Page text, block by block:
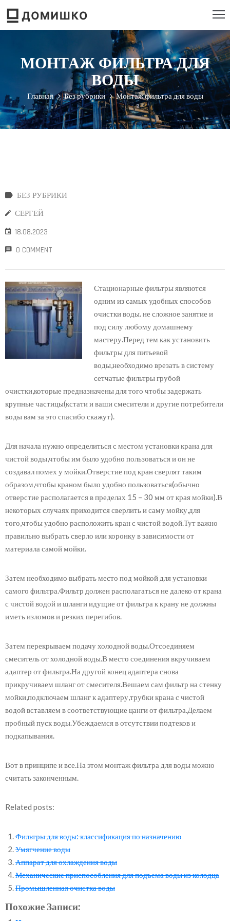
МОНТАЖ ФИЛЬТРА ДЛЯ
ВОДЫ
Главная Без рубрики Монтаж фильтра для воды
БЕЗ РУБРИКИ
СЕРГЕЙ
18.08.2023
0 COMMENT
Стационарные фильтры являются
одним из самых удобных способов
очистки воды. не сложное занятие и
под силу любому домашнему
мастеру.Перед тем как установить
фильтры для питьевой
воды,необходимо врезать в систему
сетчатые фильтры грубой
очистки,которые предназначены для того чтобы задержать
крупные частицы(кстати и ваши смесители и другие потребители
воды вам за это спасибо скажут).
Для начала нужно определиться с местом установки крана для
чистой воды,чтобы им было удобно пользоваться и он не
создавал помех у мойки.Отверстие под кран сверлят таким
образом,чтобы краном было удобно пользоваться(обычно
отверстие располагается в пределах 15 – 30 мм от края мойки).В
некоторых случаях приходится сверлить и саму мойку,для
того,чтобы удобно расположить кран с чистой водой.Тут важно
правильно выбрать сверло или коронку в зависимости от
материала самой мойки.
Затем необходимо выбрать место под мойкой для установки
самого фильтра.Фильтр должен располагаться не далеко от крана
с чистой водой и шланги идущие от фильтра к крану не должны
иметь изломов и резких перегибов.
Затем перекрываем подачу холодной воды.Отсоединяем
смеситель от холодной воды.В место соединения вкручиваем
адаптер от фильтра.На другой конец адаптера снова
прикручиваем шланг от смесителя.Вешаем сам фильтр на стенку
мойки,подключаем шланг к адаптеру,трубки крана с чистой
водой вставляем в соответствующие цанги от фильтра.Делаем
пробный пуск воды.Убеждаемся в отсутствии подтеков и
подкапывания.
Вот в принципе и все.На этом монтаж фильтра для воды можно
считать законченным.
Related posts:
Фильтры для воды: классификация по назначению
Умягчение воды
Аппарат для охлаждения воды
Механические приспособления для подъема воды из колодца
Промышленная очистка воды
Похожие Записи: